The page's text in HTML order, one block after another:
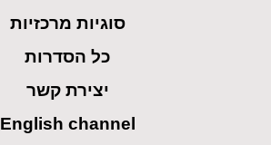
cached
כל
flag
משוב
סוגיות מרכזיות
כל הסדרות
יצירת קשר
English channel